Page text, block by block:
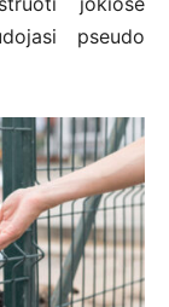
pseudo